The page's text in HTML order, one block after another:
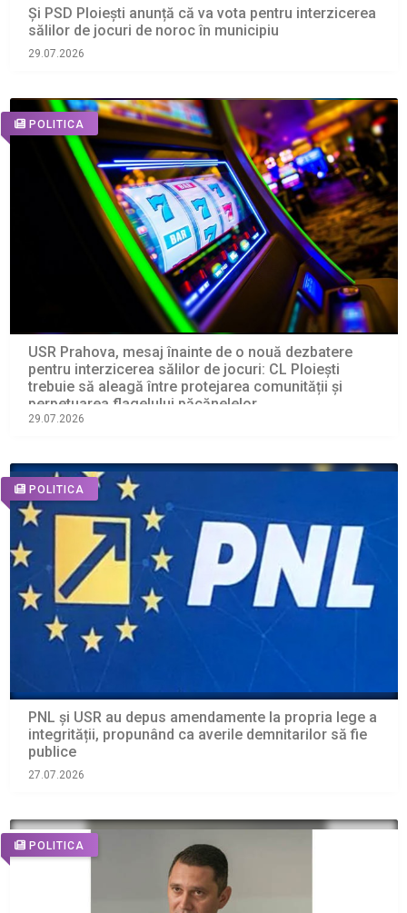
Și PSD Ploiești anunță că va vota pentru interzicerea
sălilor de jocuri de noroc în municipiu
29.07.2026
POLITICA
USR Prahova, mesaj înainte de o nouă dezbatere
pentru interzicerea sălilor de jocuri: CL Ploiești
trebuie să aleagă între protejarea comunității și
perpetuarea flagelului păcănelelor
29.07.2026
POLITICA
PNL și USR au depus amendamente la propria lege a
integrității, propunând ca averile demnitarilor să fie
publice
27.07.2026
POLITICA